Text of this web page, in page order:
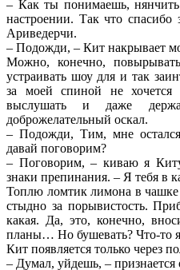
– Как ты понимаешь,
настроении. Так что спасибо
Ариведерчи.
– Подожди, – Кит накрывает
Можно, конечно,
устраивать шоу для и так
за моей спиной не хочется
выслушать и даже
доброжелательный оскал.
– Подожди, Тим, мне
давай поговорим?
– Поговорим, – киваю я
знаки препинания. – Я тебя в
Топлю ломтик лимона в
стыдно за порывистость.
какая. Да, это, конечно,
планы… Но бушевать? Что-то
Кит появляется только через
– Думал, уйдешь, – признается